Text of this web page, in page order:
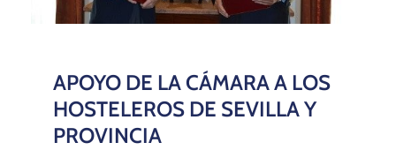
APOYO DE LA CÁMARA A LOS
HOSTELEROS DE SEVILLA Y
PROVINCIA